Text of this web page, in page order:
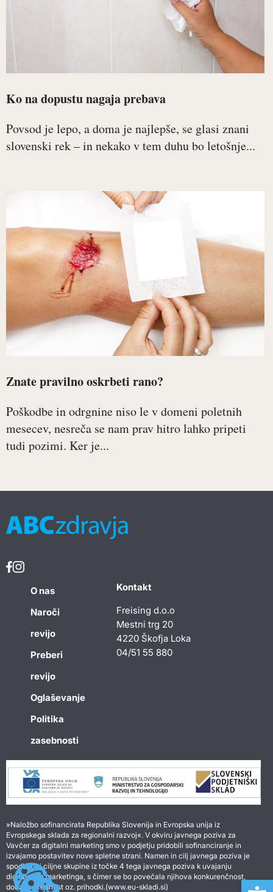
Ko na dopustu nagaja prebava
Povsod je lepo, a doma je najlepše, se glasi znani
slovenski rek – in nekako v tem duhu bo letošnje...
Znate pravilno oskrbeti rano?
Poškodbe in odrgnine niso le v domeni poletnih
mesecev, nesreča se nam prav hitro lahko pripeti
tudi pozimi. Ker je...
O nas
Naroči
revijo
Preberi
revijo
Oglaševanje
Politika
zasebnosti
Kontakt
Freising d.o.o
Mestni trg 20
4220 Škofja Loka
04/51 55 880
»Naložbo sofinancirata Republika Slovenija in Evropska unija iz
Evropskega sklada za regionalni razvoj«. V okviru javnega poziva za
Vavčer za digitalni marketing smo v podjetju pridobili sofinanciranje in
izvajamo postavitev nove spletne strani. Namen in cilj javnega poziva je
spodbuditi ciljne skupine iz točke 4 tega javnega poziva k uvajanju
digitalnega marketinga, s čimer se bo povečala njihova konkurenčnost,
dodana vrednost oz. prihodki.(www.eu-skladi.si)